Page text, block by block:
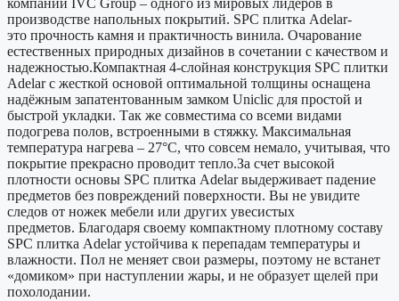
компании IVC Group – одного из мировых лидеров в
производстве напольных покрытий. SPC плитка Adelar-
это прочность камня и практичность винила. Очарование
естественных природных дизайнов в сочетании с качеством и
надежностью.Компактная 4-слойная конструкция SPС плитки
Adelar с жесткой основой оптимальной толщины оснащена
надёжным запатентованным замком Uniclic для простой и
быстрой укладки. Так же совместима со всеми видами
подогрева полов, встроенными в стяжку. Максимальная
температура нагрева – 27°С, что совсем немало, учитывая, что
покрытие прекрасно проводит тепло.За счет высокой
плотности основы SPС плитка Adelar выдерживает падение
предметов без повреждений поверхности. Вы не увидите
следов от ножек мебели или других увесистых
предметов. Благодаря своему компактному плотному составу
SPC плитка Adelar устойчива к перепадам температуры и
влажности. Пол не меняет свои размеры, поэтому не встанет
«домиком» при наступлении жары, и не образует щелей при
похолодании.